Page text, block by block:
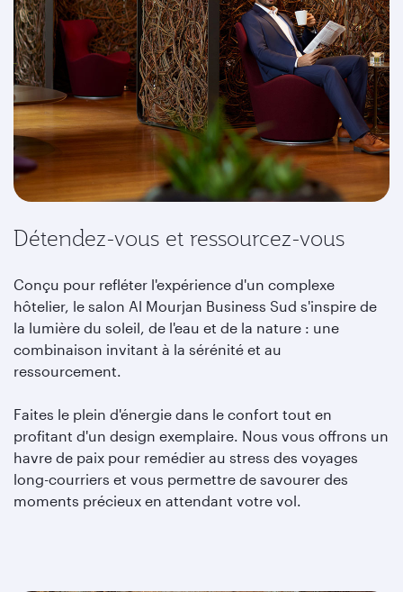
Détendez-vous et ressourcez-vous
Conçu pour refléter l'expérience d'un complexe
hôtelier, le salon Al Mourjan Business Sud s'inspire de
la lumière du soleil, de l'eau et de la nature : une
combinaison invitant à la sérénité et au
ressourcement.
Faites le plein d'énergie dans le confort tout en
profitant d'un design exemplaire. Nous vous offrons un
havre de paix pour remédier au stress des voyages
long-courriers et vous permettre de savourer des
moments précieux en attendant votre vol.